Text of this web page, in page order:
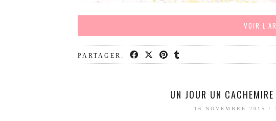
VOIR
PARTAGER:
UN JOUR UN
16 NOVEMBRE 2015 /